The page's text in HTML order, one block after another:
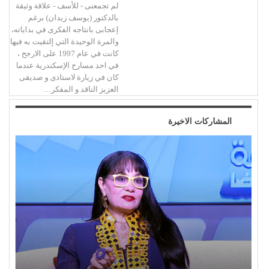
لم تجمعنى - للأسف - علاقة وثيقة
بالدكتور (يوسف زيدان) برغم
إعجابى بانتاجه الفكرى في بداياته،
والمرة الوحيدة التي إلتقيت به فيها
كانت في عام 1997 على الارجح ،
في احد مسارح الإسكندرية عندما
كان في زيارة لاستاذى و صديقى
العزيز الناقد و المفكر…
المشاركات الاخيرة